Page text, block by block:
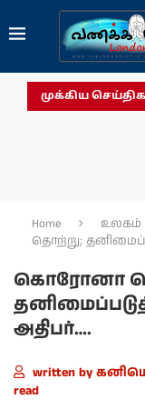
முக்கிய
Home உலகம்
தொற்று;
கொரோனா
அதிபர்….
written by
read